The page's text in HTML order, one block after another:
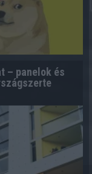
– panelok és